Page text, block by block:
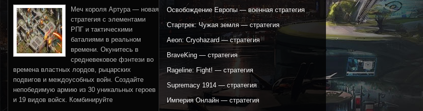
Меч короля Артура — новая
стратегия с элементами
РПГ и тактическими
баталиями в реальном
времени. Окунитесь в
средневековое фэнтези во
времена властных лордов, рыцарских
подвигов и междоусобных войн. Создайте
непобедимую армию из 30 уникальных героев
и 19 видов войск. Комбинируйте
Освобождение Европы — военная стратегия
Стартрек: Чужая земля — стратегия
Aeon: Cryohazard — стратегия
BraveKing — стратегия
Rageline: Fight! — стратегия
Supremacy 1914 — стратегия
Империя Онлайн — стратегия